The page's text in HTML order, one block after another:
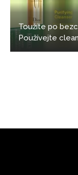
Toužíte po
Používejte